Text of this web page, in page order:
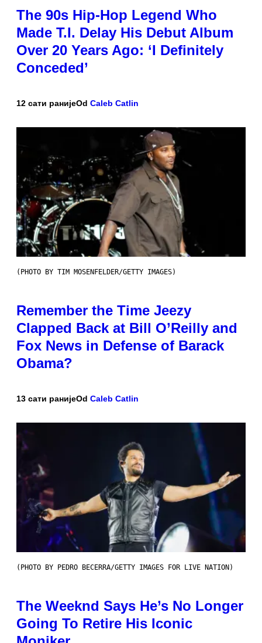
The 90s Hip-Hop Legend Who
Made T.I. Delay His Debut Album
Over 20 Years Ago: ‘I Definitely
Conceded’
12 сати ранијеOd Caleb Catlin
(PHOTO BY TIM MOSENFELDER/GETTY IMAGES)
Remember the Time Jeezy
Clapped Back at Bill O’Reilly and
Fox News in Defense of Barack
Obama?
13 сати ранијеOd Caleb Catlin
(PHOTO BY PEDRO BECERRA/GETTY IMAGES FOR LIVE NATION)
The Weeknd Says He’s No Longer
Going To Retire His Iconic